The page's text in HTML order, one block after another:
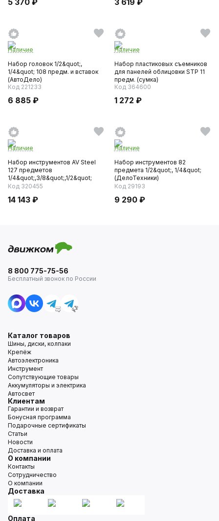
Наличие
Набор головок 1/2&quot;,
1/4&quot; 108 предм. и вставок
(АвтоДело)
Код 221233
6 885 ₽
Наличие
Набор пластиковых съемников
для панелей облицовки STP 11
предм. (сумка)
Код 364600
1 272 ₽
Наличие
Набор инструментов AV Steel
127 предметов
1/4&quot;,3/8&quot;,1/2&quot;
профе...
Код 320455
14 143 ₽
Наличие
Набор инструментов 82
предмета 1/2&quot;, 1/4&quot;
(ДелоТехники)
Код 29193
9 290 ₽
8 800 775-75-56
Бесплатный звонок по России
Каталог товаров
Шины, диски, колпаки
Крепёж
Автоэлектроника
Инструмент
Сопутствующие товары
Аккумуляторы и электрика
Автосвет
Клиентам
Гарантии и возврат
Бонусная программа
Подарочные сертификаты
Статьи
Новости
Доставка и оплата
О компании
Контакты
Сотрудничество
О компании
Доставка
Оплата